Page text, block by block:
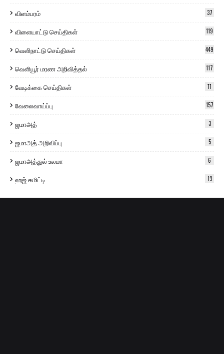
விளம்பரம் 37
விளையாட்டு செய்திகள் 119
வெளிநாட்டு செய்திகள் 449
வெளியூர் மரண அறிவித்தல் 117
வேடிக்கை செய்திகள் 11
வேலைவாய்ப்பு 157
ஜமாஅத் 3
ஜமாஅத் அறிவிப்பு 5
ஜமாஅத்துல் உலமா 6
ஹஜ் கமிட்டி 13